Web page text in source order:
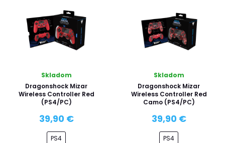
Skladom
Dragonshock Mizar
Wireless Controller Red
(PS4/PC)
39,90 €
PS4
Skladom
Dragonshock Mizar
Wireless Controller Red
Camo (PS4/PC)
39,90 €
PS4